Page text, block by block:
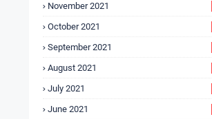
November 2021
October 2021
September 2021
August 2021
July 2021
June 2021